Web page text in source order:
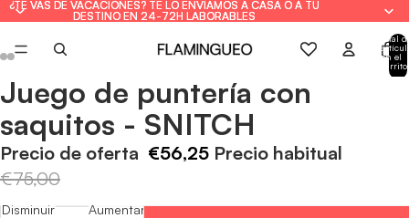
¿TE VAS DE VACACIONES? TE LO ENVIAMOS A CASA O A TU
DESTINO EN 24-72H LABORABLES
¿TE VAS DE VACACIONES? TE LO ENVIAMOS A CASA O A TU
DESTINO EN 24-72H LABORABLES
Total
en el
carrito:
Abrir
imagen
a
pantalla
Abrir
imagen
a
pantalla
Abrir
imagen
a
pantalla
Abrir
imagen
a
pantalla
Abrir
imagen
a
pantalla
Abrir
imagen
a
pantalla
Juego de puntería con
saquitos - SNITCH
Precio de oferta €56,25 Precio habitual
€75,00
Disminuir
Aumentar